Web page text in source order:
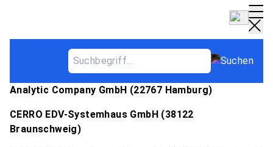
M-IT Partnerunternehmen
Analytic Company GmbH (22767 Hamburg)
CERRO EDV-Systemhaus GmbH (38122
Braunschweig)